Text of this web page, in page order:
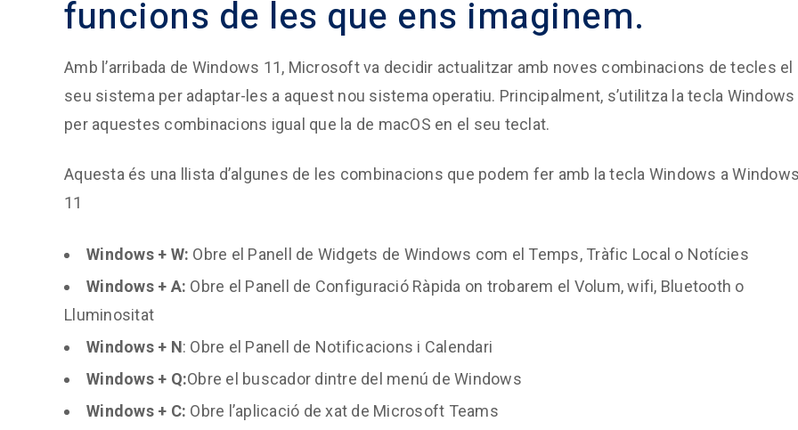
funcions de les que ens imaginem.
Amb l’arribada de Windows 11, Microsoft va decidir actualitzar amb noves combinacions de tecles el
seu sistema per adaptar-les a aquest nou sistema operatiu. Principalment, s’utilitza la tecla Windows
per aquestes combinacions igual que la de macOS en el seu teclat.
Aquesta és una llista d’algunes de les combinacions que podem fer amb la tecla Windows a
11
Windows + W: Obre el Panell de Widgets de Windows com el Temps, Tràfic Local o Notícies
Windows + A: Obre el Panell de Configuració Ràpida on trobarem el Volum, wifi, Bluetooth o
Lluminositat
Windows + N: Obre el Panell de Notificacions i Calendari
Windows + Q:Obre el buscador dintre del menú de Windows
Windows + C: Obre l’aplicació de xat de Microsoft Teams